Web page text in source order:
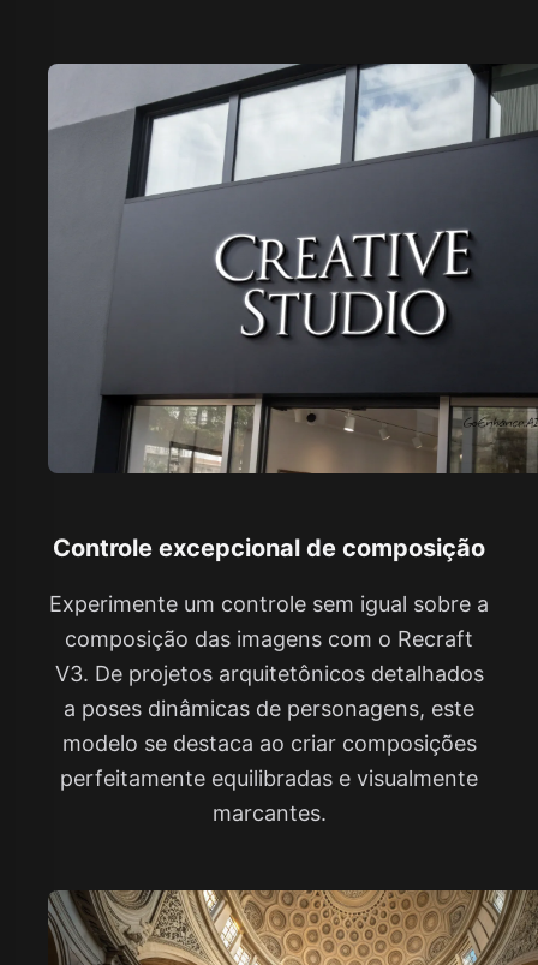
Controle excepcional de composição
Experimente um controle sem igual sobre a
composição das imagens com o Recraft
V3. De projetos arquitetônicos detalhados
a poses dinâmicas de personagens, este
modelo se destaca ao criar composições
perfeitamente equilibradas e visualmente
marcantes.